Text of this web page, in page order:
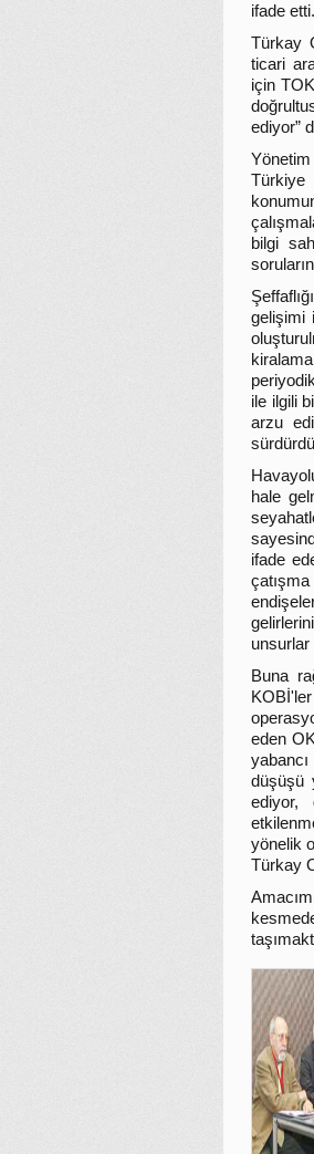
ifade etti.
Türkay
ticari
için
ediyor”
Türkiye
bilgi
gelişimi
ile ilgili
arzu
hale
ifade
unsurlar
Buna
eden
düşüşü
ediyor,
yönelik
Türkay